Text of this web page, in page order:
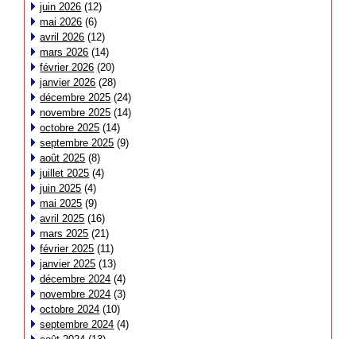
juin 2026 (12)
mai 2026 (6)
avril 2026 (12)
mars 2026 (14)
février 2026 (20)
janvier 2026 (28)
décembre 2025 (24)
novembre 2025 (14)
octobre 2025 (14)
septembre 2025 (9)
août 2025 (8)
juillet 2025 (4)
juin 2025 (4)
mai 2025 (9)
avril 2025 (16)
mars 2025 (21)
février 2025 (11)
janvier 2025 (13)
décembre 2024 (4)
novembre 2024 (3)
octobre 2024 (10)
septembre 2024 (4)